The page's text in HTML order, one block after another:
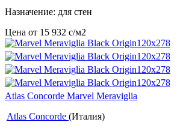
Назначение: для стен
Цена от 15 932 c/м2
Atlas Concorde Marvel Meraviglia
Atlas Concorde (Италия)